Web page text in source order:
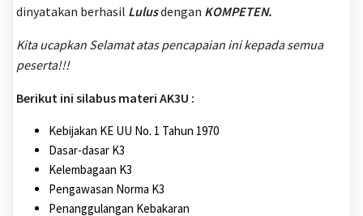
dinyatakan berhasil Lulusdengan KOMPETEN.
Kita ucapkan Selamat atas pencapaian ini kepada semua
peserta!!!
Berikut ini silabus materi AK3U :
Kebijakan KE UU No. 1 Tahun 1970
Dasar-dasar K3
Kelembagaan K3
Pengawasan Norma K3
Penanggulangan Kebakaran